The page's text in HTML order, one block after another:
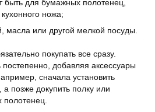
быть для бумажных полотенец,
ножа;
масла или другой мелкой посуды.
покупать все сразу.
добавляя аксессуары
сначала установить
позже докупить полку или